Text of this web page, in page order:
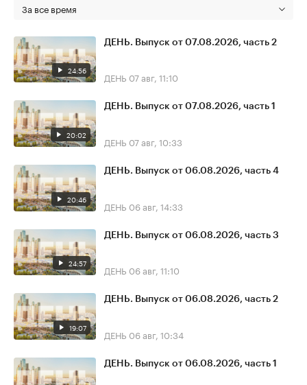
За все время
24:56
ДЕНЬ. Выпуск от 07.08.2026, часть 2
ДЕНЬ 07 авг, 11:10
20:02
ДЕНЬ. Выпуск от 07.08.2026, часть 1
ДЕНЬ 07 авг, 10:33
20:46
ДЕНЬ. Выпуск от 06.08.2026, часть 4
ДЕНЬ 06 авг, 14:33
24:57
ДЕНЬ. Выпуск от 06.08.2026, часть 3
ДЕНЬ 06 авг, 11:10
19:07
ДЕНЬ. Выпуск от 06.08.2026, часть 2
ДЕНЬ 06 авг, 10:34
ДЕНЬ. Выпуск от 06.08.2026, часть 1